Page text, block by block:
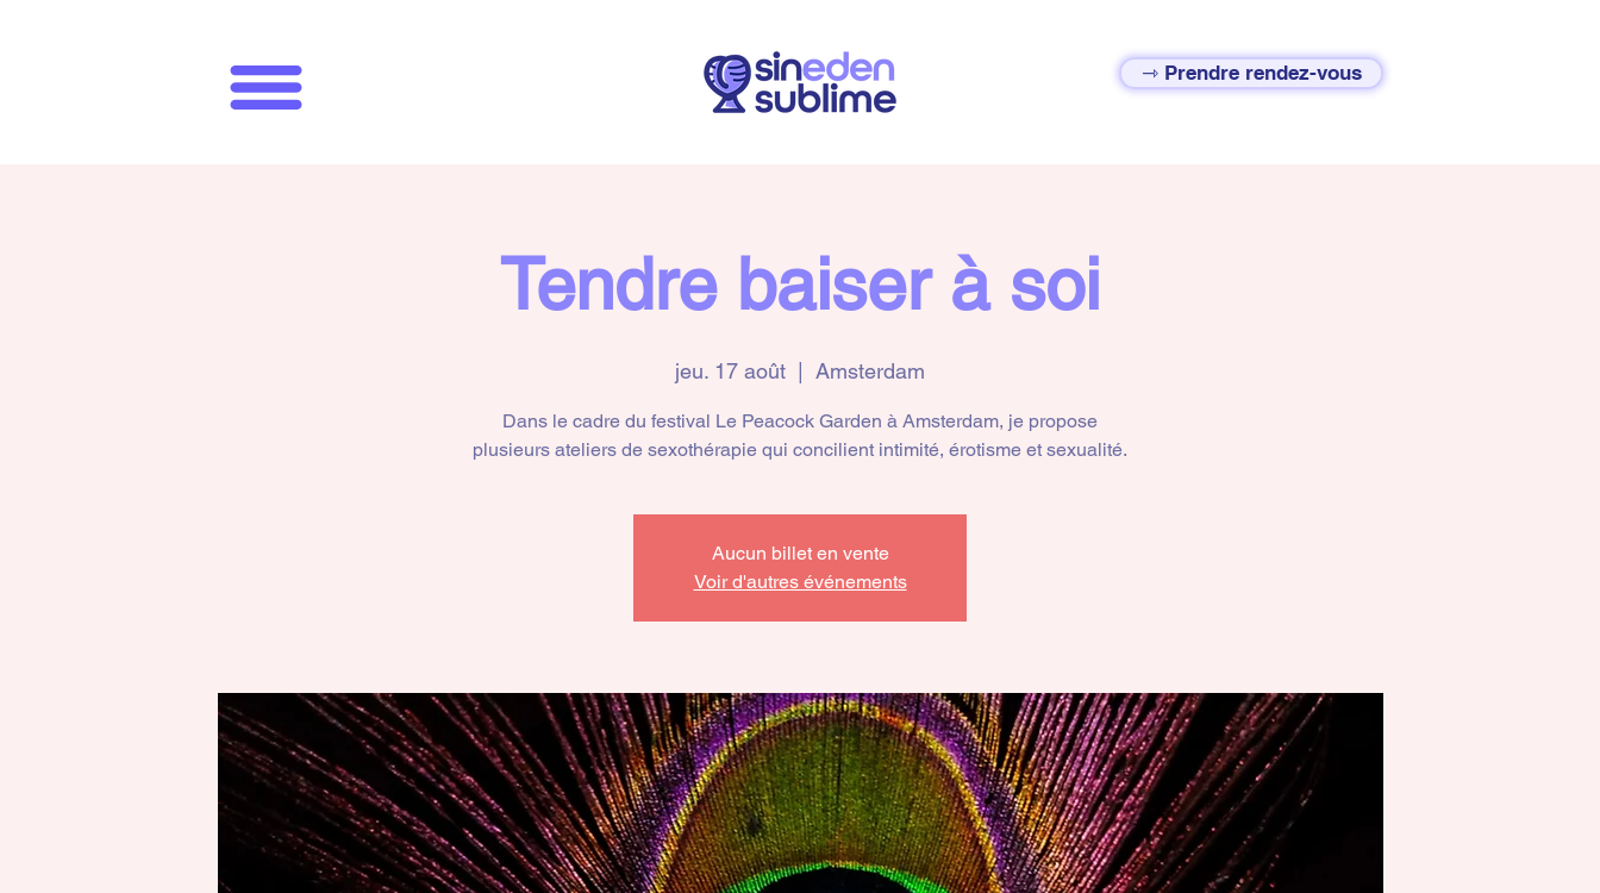
⇾ Prendre rendez-vous
Tendre baiser à soi
jeu. 17 août Amsterdam
Dans le cadre du festival Le Peacock Garden à Amsterdam, je propose
plusieurs ateliers de sexothérapie qui concilient intimité, érotisme et sexualité.
Aucun billet en vente
Voir d'autres événements